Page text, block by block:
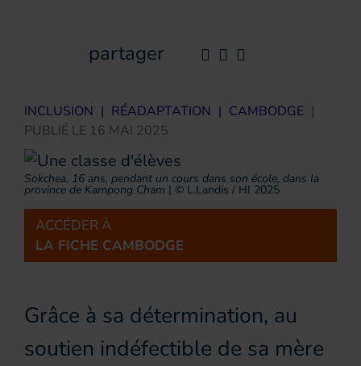
partager
INCLUSION | RÉADAPTATION | CAMBODGE |
PUBLIÉ LE 16 MAI 2025
Sokchea, 16 ans, pendant un cours dans son école, dans la
province de Kampong Cham | © L.Landis / HI 2025
ACCÉDER À
LA FICHE CAMBODGE
Grâce à sa détermination, au
soutien indéfectible de sa mère